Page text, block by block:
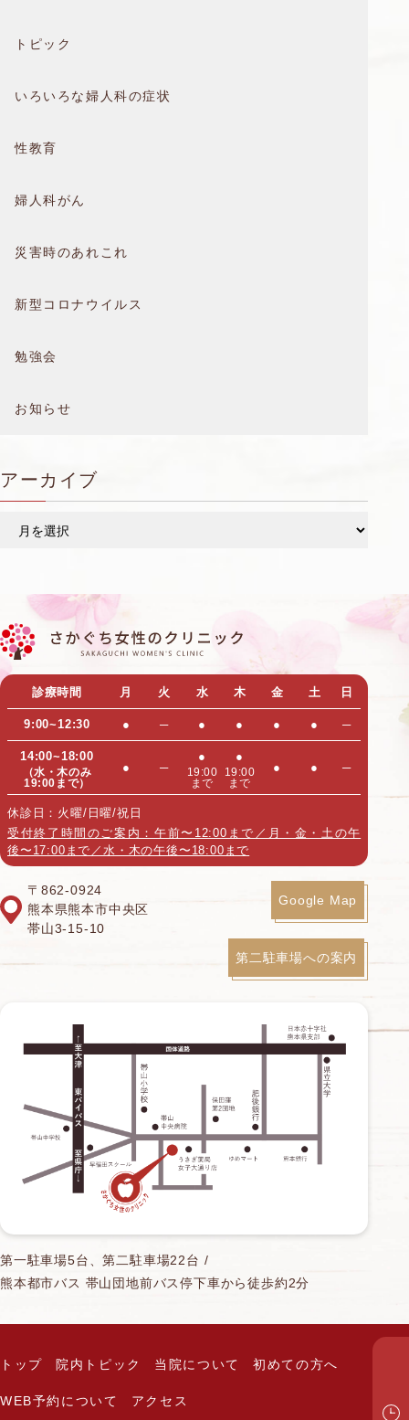
トピック
いろいろな婦人科の症状
性教育
婦人科がん
災害時のあれこれ
新型コロナウイルス
勉強会
お知らせ
アーカイブ
ブ
診療時間 月 火 水 木 金 土 日
9:00~12:30 ● ─ ● ● ● ● ─
14:00~18:00
（水・木のみ
19:00まで）
● ─
●
19:00
まで
●
19:00
まで
● ● ─
休診日：火曜/日曜/祝日
受付終了時間のご案内：午前〜12:00まで／月・金・土の午
後〜17:00まで／水・木の午後〜18:00まで
〒862-0924
熊本県熊本市中央区
帯山3-15-10
Google Map
第二駐車場への案内
第一駐車場5台、第二駐車場22台 /
熊本都市バス 帯山団地前バス停下車から徒歩約2分
トップ 院内トピック 当院について 初めての方へ
WEB予約について アクセス